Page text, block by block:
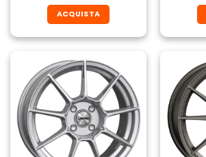
era:
200,00€.
è:
180,00€.
ACQUISTA
prodotto
ha
più
varianti.
Le
opzioni
possono
essere